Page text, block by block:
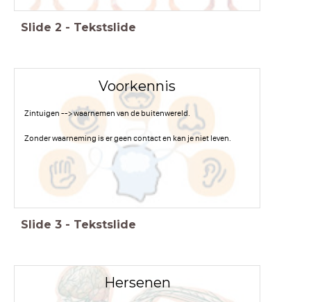
Slide 2 - Tekstslide
Voorkennis
Zintuigen --> waarnemen van de buitenwereld.
Zonder waarneming is er geen contact en kan je niet leven.
Slide 3 - Tekstslide
Hersenen